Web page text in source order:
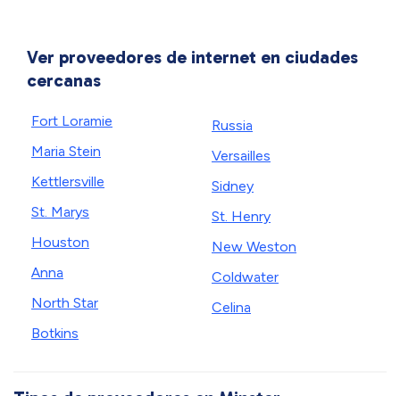
Ver proveedores de internet en ciudades
cercanas
Fort Loramie
Maria Stein
Kettlersville
St. Marys
Houston
Anna
North Star
Botkins
Russia
Versailles
Sidney
St. Henry
New Weston
Coldwater
Celina